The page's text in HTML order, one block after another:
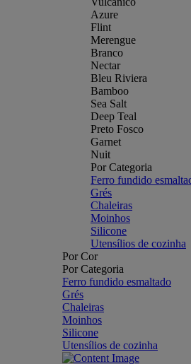
Azure
Flint
Merengue
Branco
Nectar
Bleu Riviera
Bamboo
Sea Salt
Deep Teal
Preto Fosco
Garnet
Nuit
Por Categoria
Ferro fundido
Grés
Chaleiras
Moinhos
Silicone
Utensílios de cozinha
Por Cor
Por Categoria
Ferro fundido esmaltado
Grés
Chaleiras
Moinhos
Silicone
Utensílios de cozinha